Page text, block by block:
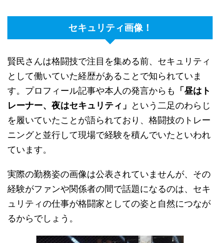
セキュリティ画像！
賢民さんは格闘技で注目を集める前、セキュリティ
として働いていた経歴があることで知られていま
す。プロフィール記事や本人の発言からも 「昼はト
レーナー、夜はセキュリティ」
という二足のわらじ
を履いていたことが語られており、格闘技のトレー
ニングと並行して現場で経験を積んでいたといわれ
ています。
実際の勤務姿の画像は公表されていませんが、その
経験がファンや関係者の間で話題になるのは、セキ
ュリティの仕事が格闘家としての姿と自然につなが
るからでしょう。